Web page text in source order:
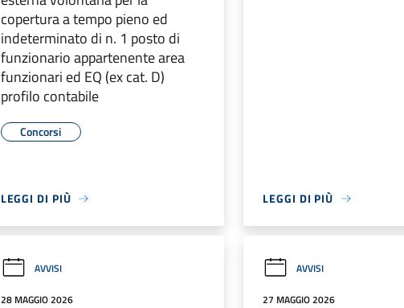
copertura a tempo pieno ed
indeterminato di n. 1 posto di
funzionario appartenente area
funzionari ed EQ (ex cat. D)
profilo contabile
Concorsi
LEGGI DI PIÙ LEGGI DI PIÙ
AVVISI
28 MAGGIO 2026
AVVISI
27 MAGGIO 2026